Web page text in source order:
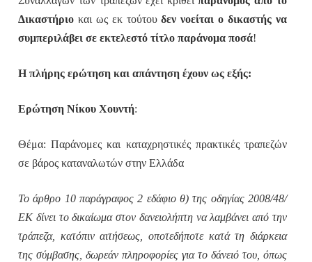
Δικαστήριο και ως εκ τούτουδεν νοείται ο δικαστής να
συμπεριλάβει σε εκτελεστό τίτλο παράνομα ποσά!
Η πλήρης ερώτηση και απάντηση έχουν ως εξής:
Ερώτηση Νίκου Χουντή:
Θέμα: Παράνομες και καταχρηστικές πρακτικές τραπεζών
σε βάρος καταναλωτών στην Ελλάδα
Το άρθρο 10 παράγραφος 2 εδάφιο θ) της οδηγίας 2008/48/
ΕΚ δίνει το δικαίωμα στον δανειολήπτη να λαμβάνει από την
τράπεζα, κατόπιν αιτήσεως, οποτεδήποτε κατά τη διάρκεια
της σύμβασης, δωρεάν πληροφορίες για το δάνειό του, όπως